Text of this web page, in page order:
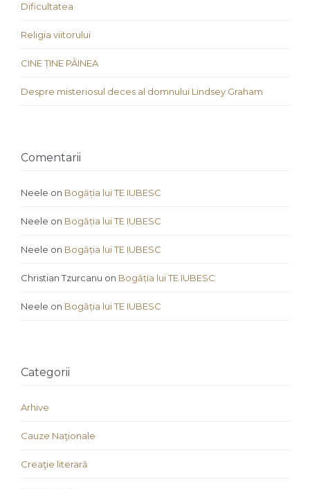
Dificultatea
Religia viitorului
CINE ȚINE PÂINEA
Despre misteriosul deces al domnului Lindsey Graham
Comentarii
Neele on Bogăția lui TE IUBESC
Neele on Bogăția lui TE IUBESC
Neele on Bogăția lui TE IUBESC
Christian Tzurcanu on Bogăția lui TE IUBESC
Neele on Bogăția lui TE IUBESC
Categorii
Arhive
Cauze Naţionale
Creaţie literară